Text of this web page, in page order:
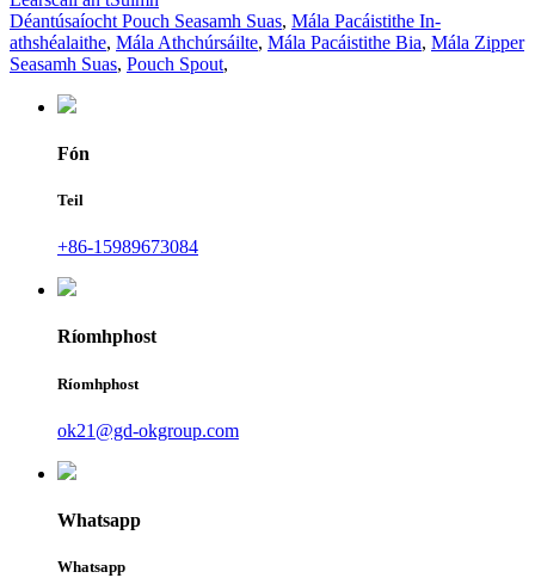
Déantúsaíocht Pouch Seasamh Suas, Mála Pacáistithe In-
athshéalaithe, Mála Athchúrsáilte, Mála Pacáistithe Bia, Mála Zipper
Seasamh Suas, Pouch Spout,
Fón
Teil
+86-15989673084
Ríomhphost
Ríomhphost
ok21@gd-okgroup.com
Whatsapp
Whatsapp